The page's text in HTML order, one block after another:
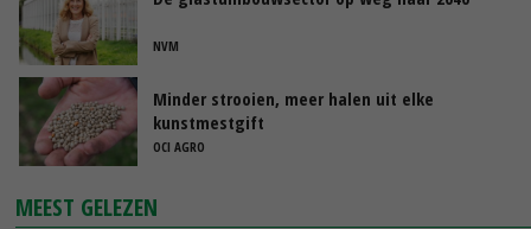
NVM
Minder strooien, meer halen uit elke
kunstmestgift
OCI AGRO
MEEST GELEZEN